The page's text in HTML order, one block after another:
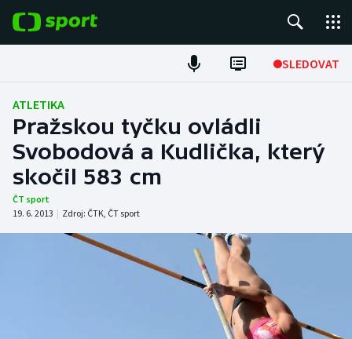
SLEDOVAT
Fotbal
Hokej
Tenis
Atletika
ATLETIKA
Pražskou tyčku ovládli
Svobodová a Kudlička, který
skočil 583 cm
ČT sport
19. 6. 2013 | Zdroj: ČTK, ČT sport